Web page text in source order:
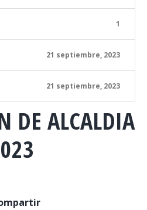
1
21 septiembre, 2023
21 septiembre, 2023
DE ALCALDIA